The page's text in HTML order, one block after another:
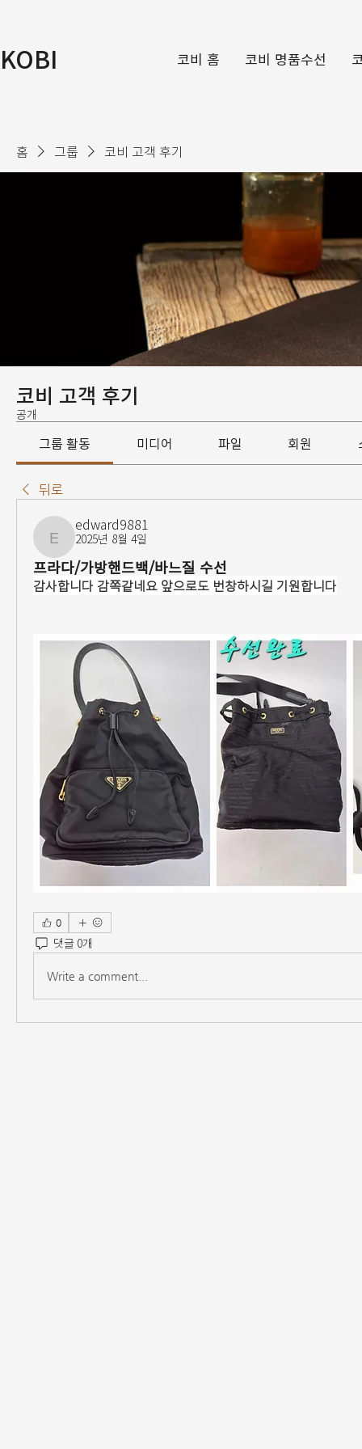
KOBI 코비 홈 코비 명품수선
홈 그룹 코비 고객 후기
코비 고객 후기
공개
그룹 활동 미디어 파일 회원
뒤로
edward9881
edward9881
2025년 8월 4일
프라다/가방핸드백/바느질 수선
감사합니다 감쪽같네요 앞으로도 번창하시길 기원합니다
0
댓글 0개
Write a comment...